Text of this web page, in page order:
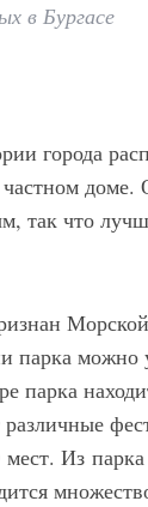
в Бургасе
города
так что
парка можно
парка
различные
мест. Из